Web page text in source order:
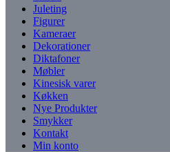
Juleting
Figurer
Kameraer
Dekorationer
Diktafoner
Møbler
Kinesisk varer
Køkken
Nye Produkter
Smykker
Kontakt
Min konto